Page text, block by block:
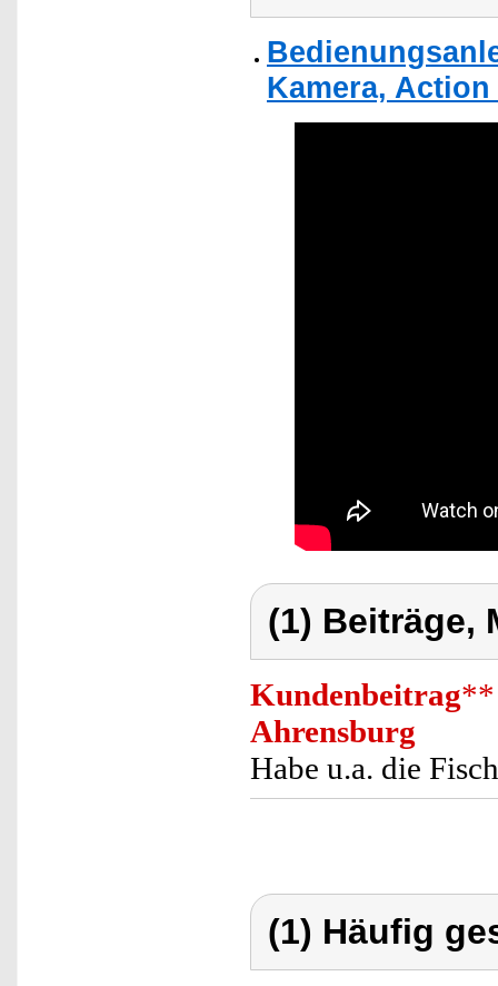
Kamera,
(1) Beiträge,
Kundenbeitrag**
Ahrensburg
Habe u.a. die
(1) Häufig